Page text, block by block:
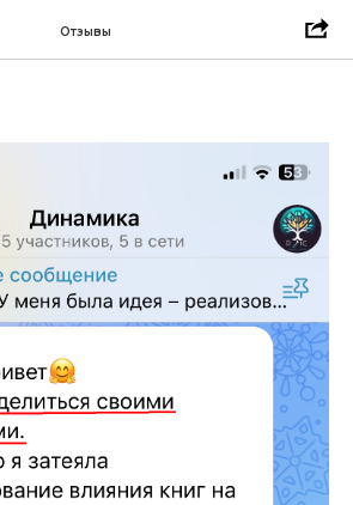
Отзывы